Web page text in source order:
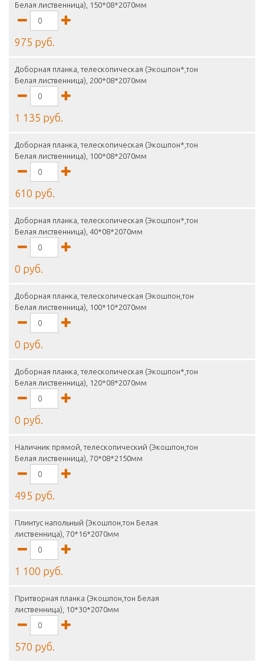
Белая лиственница), 150*08*2070мм
975 руб.
Доборная планка, телескопическая (Экошпон*,тон
Белая лиственница), 200*08*2070мм
1 135 руб.
Доборная планка, телескопическая (Экошпон*,тон
Белая лиственница), 100*08*2070мм
610 руб.
Доборная планка, телескопическая (Экошпон*,тон
Белая лиственница), 40*08*2070мм
0 руб.
Доборная планка, телескопическая (Экошпон,тон
Белая лиственница), 100*10*2070мм
0 руб.
Доборная планка, телескопическая (Экошпон*,тон
Белая лиственница), 120*08*2070мм
0 руб.
Наличник прямой, телескопический (Экошпон,тон
Белая лиственница), 70*08*2150мм
495 руб.
Плинтус напольный (Экошпон,тон Белая
лиственница), 70*16*2070мм
1 100 руб.
Притворная планка (Экошпон,тон Белая
лиственница), 10*30*2070мм
570 руб.